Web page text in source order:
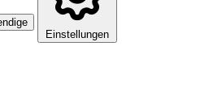
Einstellungen